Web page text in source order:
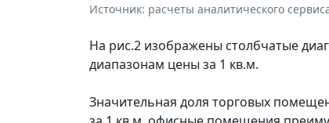
Источник: расчеты аналитического
На рис.2 изображены столбчатые
диапазонам цены за 1 кв.м.
Значительная доля торговых